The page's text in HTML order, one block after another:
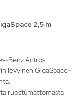
2,5 m
Benz Actros
levyinen GigaSpace-
ruostumattomasta